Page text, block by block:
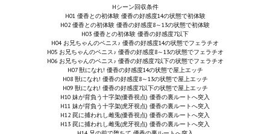
Hシーン回収条件
H01 優香との初体験 優香の好感度14の状態で初体験
H02 優香との初体験 優香の好感度8～13の状態で初体験
H03 優香との初体験 優香の好感度7以下
H04 お兄ちゃんのペニス♪ 優香の好感度14の状態でフェラチオ
H05 お兄ちゃんのペニス♪ 優香の好感度8～13の状態でフェラチオ
H06 お兄ちゃんのペニス♪ 優香の好感度7以下の状態でフェラチオ
H07 獣になれ! 優香の好感度14の状態で屋上エッチ
H08 獣になれ! 優香の好感度8～13の状態で屋上エッチ
H09 獣になれ! 優香の好感度7以下の状態で屋上エッチ
H10 妹が背負う十字架(優香視点) 優香の裏ルートへ突入
H11 妹が背負う十字架(虎牙視点) 優香の裏ルートへ突入
H12 罠に捕われし雌兎(優香視点) 優香の裏ルートへ突入
H13 罠に捕われし雌兎(虎牙視点) 優香の裏ルートへ突入